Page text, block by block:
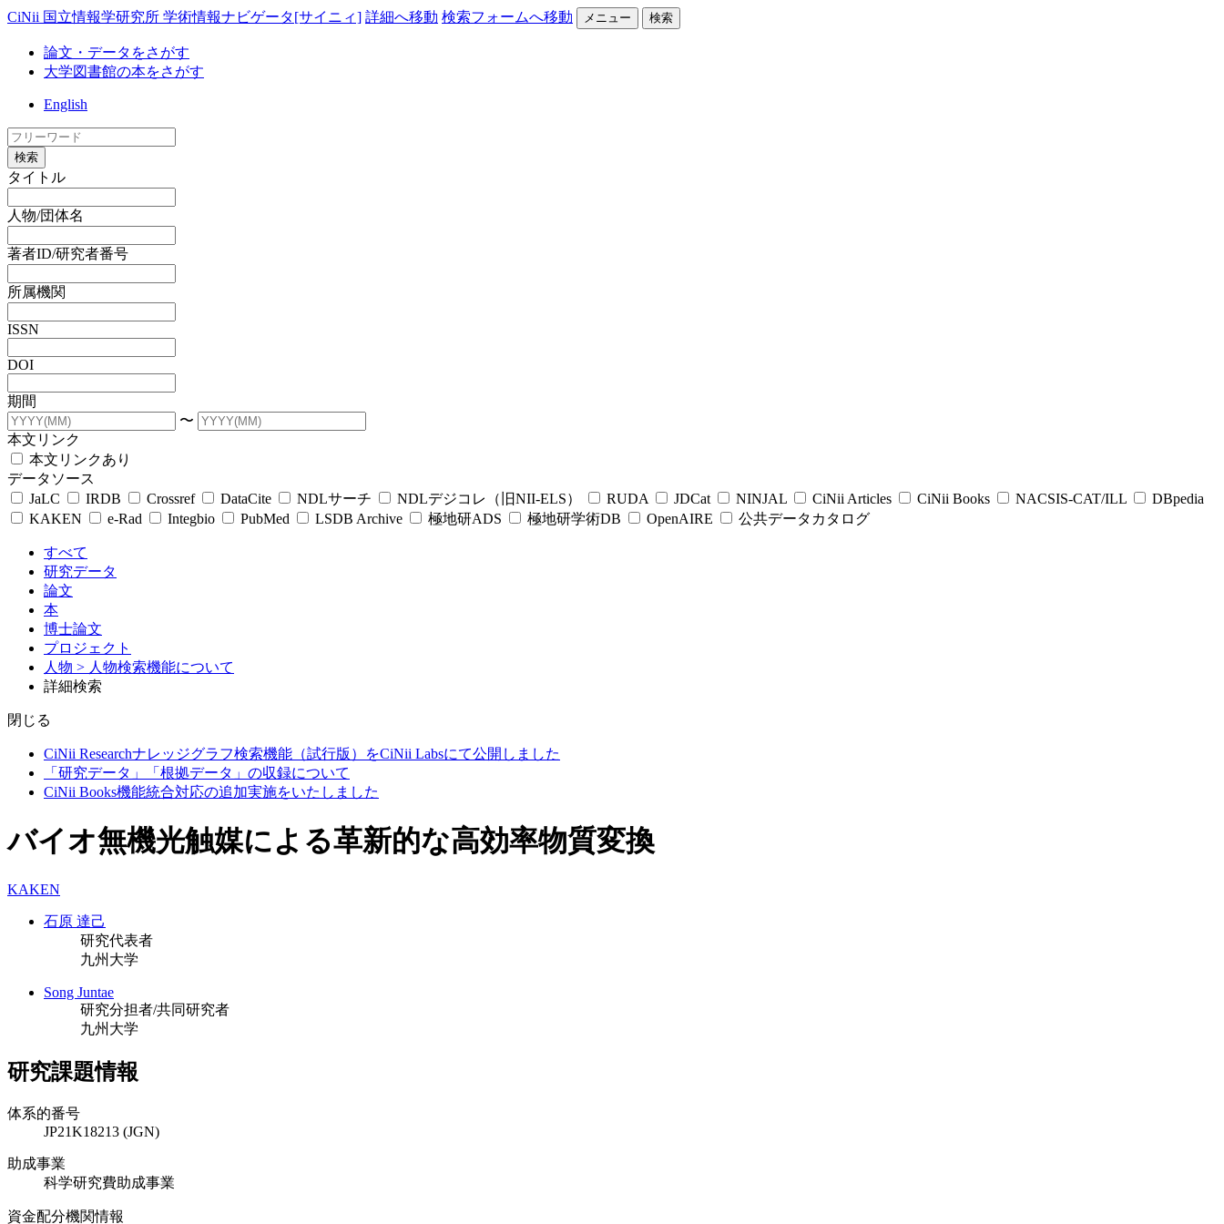
CiNii 国立情報学研究所 学術情報ナビゲータ[サイニィ] 詳細へ移動 検索フォームへ移動 メニュー 検索
論文・データをさがす
大学図書館の本をさがす
English
検索
タイトル
人物/団体名
著者ID/研究者番号
所属機関
ISSN
DOI
期間
〜
本文リンク
本文リンクあり
データソース
JaLC
IRDB Crossref DataCite NDLサーチ NDLデジコレ（旧NII-ELS） RUDA JDCat NINJAL CiNii Articles CiNii Books NACSIS-CAT/ILL
DBpedia
KAKEN
e-Rad Integbio PubMed LSDB Archive 極地研ADS 極地研学術DB OpenAIRE 公共データカタログ
すべて
研究データ
論文
本
博士論文
プロジェクト
人物 > 人物検索機能について
詳細検索
閉じる
CiNii Researchナレッジグラフ検索機能（試行版）をCiNii Labsにて公開しました
「研究データ」「根拠データ」の収録について
CiNii Books機能統合対応の追加実施をいたしました
バイオ無機光触媒による革新的な高効率物質変換
KAKEN
石原 達己
研究代表者
九州大学
Song Juntae
研究分担者/共同研究者
九州大学
研究課題情報
体系的番号
JP21K18213 (JGN)
助成事業
科学研究費助成事業
資金配分機関情報